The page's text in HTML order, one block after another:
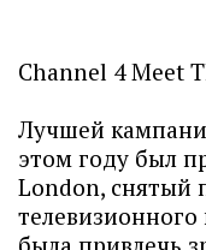
Channel 4 Meet
Лучшей
этом году был
London, снятый